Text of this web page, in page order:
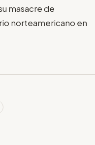
masacre de
norteamericano en